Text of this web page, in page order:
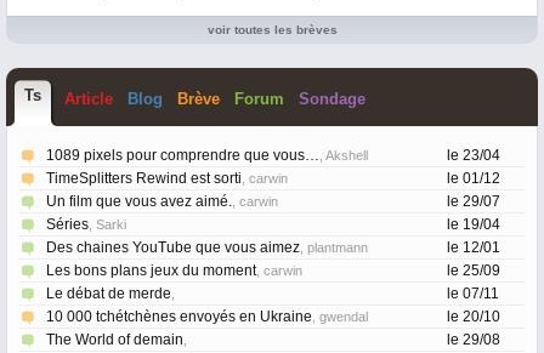
voir toutes les brèves
Ts Article Blog Brève Forum Sondage
le 23/04
1089 pixels pour comprendre que vous… , Akshell
le 01/12
TimeSplitters Rewind est sorti , carwin
le 29/07
Un film que vous avez aimé. , carwin
le 19/04
Séries , Sarki
le 12/01
Des chaines YouTube que vous aimez , plantmann
le 25/09
Les bons plans jeux du moment, carwin
le 07/11
Le débat de merde
le 20/10
10 000 tchétchènes envoyés en Ukraine , gwendal
le 29/08
The World of demain